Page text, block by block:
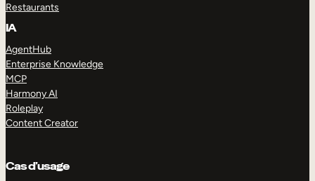
Restaurants
IA
AgentHub
Enterprise Knowledge
MCP
Harmony AI
Roleplay
Content Creator
Cas d’usage